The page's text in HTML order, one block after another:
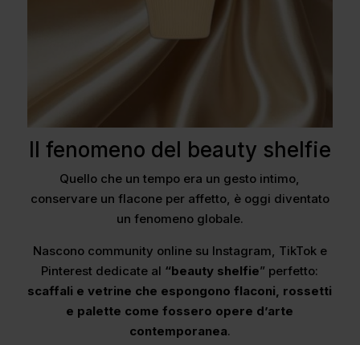
Il fenomeno del beauty shelfie
Quello che un tempo era un gesto intimo,
conservare un flacone per affetto, è oggi diventato
un fenomeno globale.
Nascono community online su Instagram, TikTok e
Pinterest dedicate al “beauty shelfie” perfetto:
scaffali e vetrine che espongono flaconi, rossetti
e palette come fossero opere d’arte
contemporanea.